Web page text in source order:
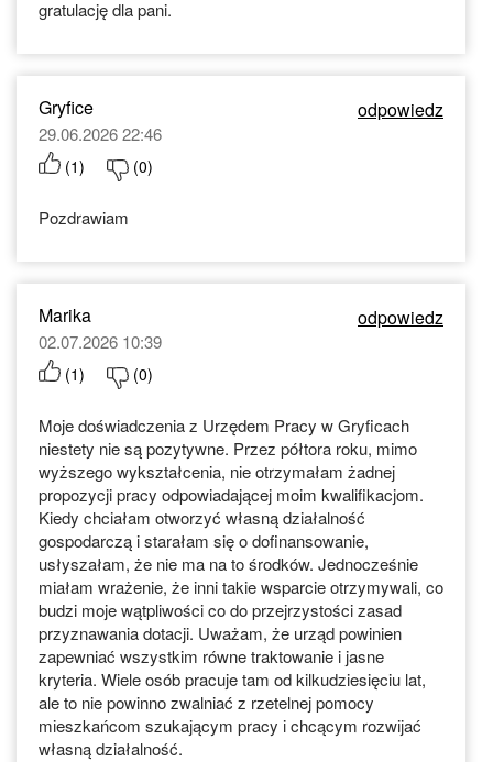
gratulację dla pani.
Gryfice odpowiedz
29.06.2026 22:46
(1) (0)
Pozdrawiam
Marika odpowiedz
02.07.2026 10:39
(1) (0)
Moje doświadczenia z Urzędem Pracy w Gryficach
niestety nie są pozytywne. Przez półtora roku, mimo
wyższego wykształcenia, nie otrzymałam żadnej
propozycji pracy odpowiadającej moim kwalifikacjom.
Kiedy chciałam otworzyć własną działalność
gospodarczą i starałam się o dofinansowanie,
usłyszałam, że nie ma na to środków. Jednocześnie
miałam wrażenie, że inni takie wsparcie otrzymywali, co
budzi moje wątpliwości co do przejrzystości zasad
przyznawania dotacji. Uważam, że urząd powinien
zapewniać wszystkim równe traktowanie i jasne
kryteria. Wiele osób pracuje tam od kilkudziesięciu lat,
ale to nie powinno zwalniać z rzetelnej pomocy
mieszkańcom szukającym pracy i chcącym rozwijać
własną działalność.